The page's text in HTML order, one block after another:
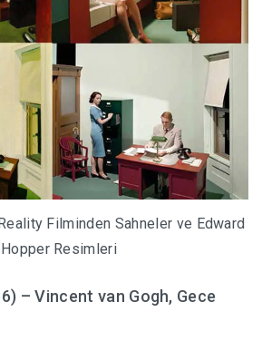
Filminden Sahneler ve Edward
Hopper Resimleri
– Vincent van Gogh, Gece